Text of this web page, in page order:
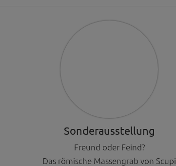
Sonderausstellung
Freund oder Feind?
Das römische Massengrab von Scupi